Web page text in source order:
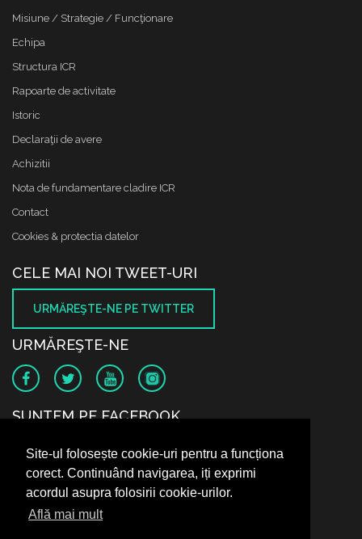
Site-ul folosește cookie-uri pentru a funcționa
corect. Continuând navigarea, iți exprimi
acordul asupra folosirii cookie-urilor.
Află mai mult
Misiune / Strategie / Funcţionare
Echipa
Structura ICR
Rapoarte de activitate
Istoric
Declaraţii de avere
Achizitii
Nota de fundamentare cladire ICR
Contact
Cookies & protectia datelor
CELE MAI NOI TWEET-URI
URMĂREŞTE-NE PE TWITTER
URMĂREŞTE-NE
SUNTEM PE FACEBOOK